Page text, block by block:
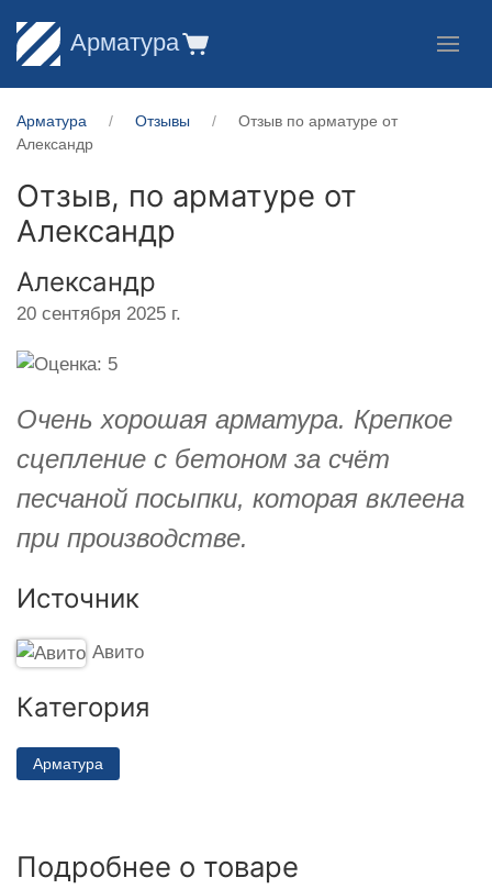
Арматура
Арматура Отзывы
Отзыв по арматуре от
Александр
Отзыв, по арматуре от
Александр
Александр
20 сентября 2025 г.
Очень хорошая арматура. Крепкое
сцепление с бетоном за счёт
песчаной посыпки, которая вклеена
при производстве.
Источник
Авито
Категория
Арматура
Подробнее о товаре